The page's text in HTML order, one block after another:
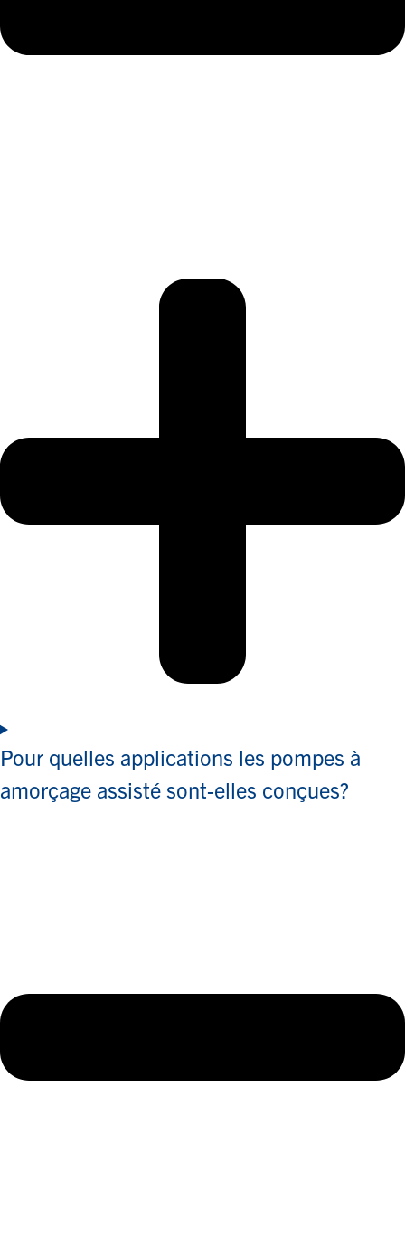
Pour quelles applications les pompes à
amorçage assisté sont-elles conçues?